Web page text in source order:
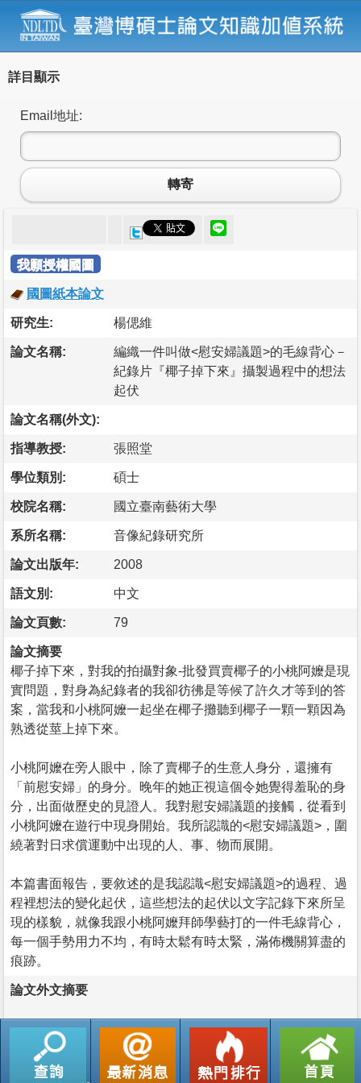
詳目顯示
Email地址:
轉寄
我願授權國圖
國圖紙本論文
研究生: 楊偲維
論文名稱:
編織一件叫做<慰安婦議題>的毛線背心－
紀錄片『椰子掉下來』攝製過程中的想法
起伏
論文名稱(外文):
指導教授: 張照堂
學位類別: 碩士
校院名稱: 國立臺南藝術大學
系所名稱: 音像紀錄研究所
論文出版年: 2008
語文別: 中文
論文頁數: 79
論文摘要
椰子掉下來，對我的拍攝對象-批發買賣椰子的小桃阿嬤是現
實問題，對身為紀錄者的我卻彷彿是等候了許久才等到的答
案，當我和小桃阿嬤一起坐在椰子攤聽到椰子一顆一顆因為
熟透從莖上掉下來。
小桃阿嬤在旁人眼中，除了賣椰子的生意人身分，還擁有
「前慰安婦」的身分。晚年的她正視這個令她覺得羞恥的身
分，出面做歷史的見證人。我對慰安婦議題的接觸，從看到
小桃阿嬤在遊行中現身開始。我所認識的<慰安婦議題>，圍
繞著對日求償運動中出現的人、事、物而展開。
本篇書面報告，要敘述的是我認識<慰安婦議題>的過程、過
程裡想法的變化起伏，這些想法的起伏以文字記錄下來所呈
現的樣貌，就像我跟小桃阿嬤拜師學藝打的一件毛線背心，
每一個手勢用力不均，有時太鬆有時太緊，滿佈機關算盡的
痕跡。
論文外文摘要
返回列表